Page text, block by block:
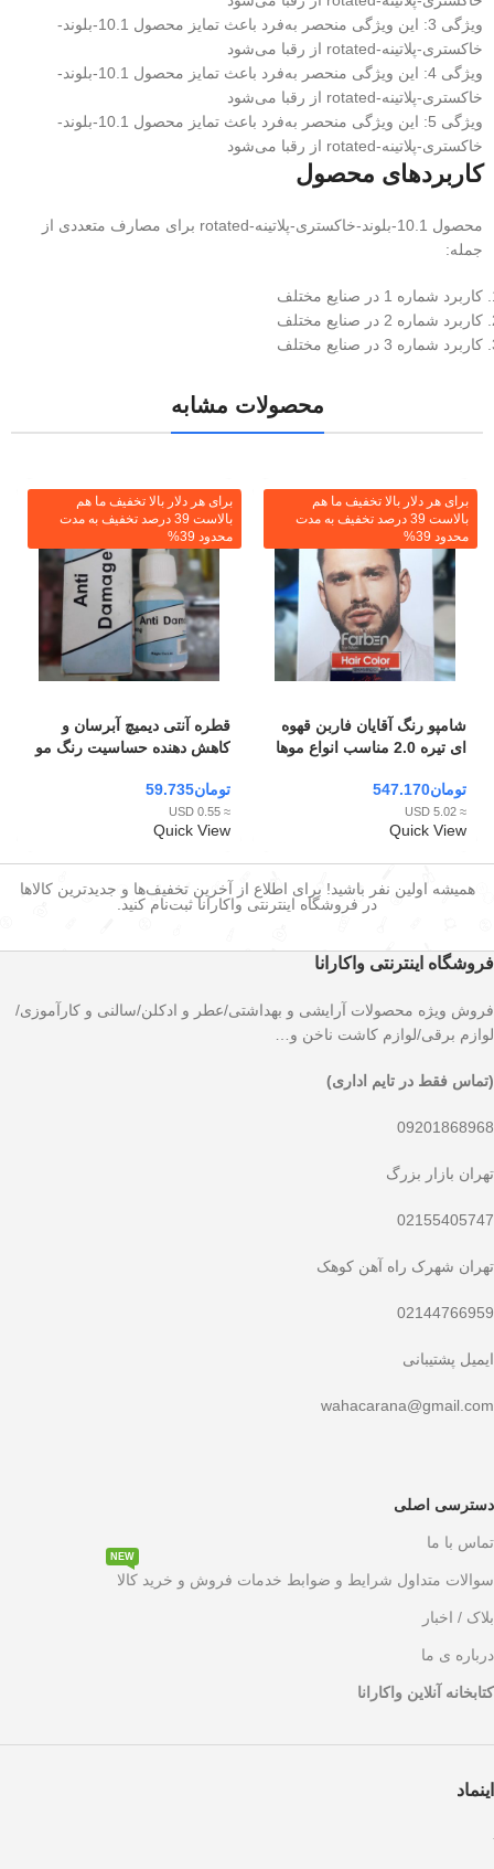
ویژگی 3: این ویژگی منحصر به‌فرد باعث تمایز محصول 10.1-بلوند-
خاکستری-پلاتینه-rotated از رقبا می‌شود
ویژگی 4: این ویژگی منحصر به‌فرد باعث تمایز محصول 10.1-بلوند-
خاکستری-پلاتینه-rotated از رقبا می‌شود
ویژگی 5: این ویژگی منحصر به‌فرد باعث تمایز محصول 10.1-بلوند-
خاکستری-پلاتینه-rotated از رقبا می‌شود
کاربردهای محصول
محصول 10.1-بلوند-خاکستری-پلاتینه-rotated برای مصارف متعددی از
جمله:
کاربرد شماره 1 در صنایع مختلف
کاربرد شماره 2 در صنایع مختلف
کاربرد شماره 3 در صنایع مختلف
محصولات مشابه
برای هر دلار بالا تخفیف ما هم
بالاست 39 درصد تخفیف به مدت
محدود 39%
شامپو رنگ آقایان فاربن قهوه
ای تیره 2.0 مناسب انواع موها
تومان547.170
≈ 5.02 USD
Quick View
برای هر دلار بالا تخفیف ما هم
بالاست 39 درصد تخفیف به مدت
محدود 39%
قطره آنتی دیمیچ آبرسان و
کاهش دهنده حساسیت رنگ مو
تومان59.735
≈ 0.55 USD
Quick View
همیشه اولین نفر باشید! برای اطلاع از آخرین تخفیف‌ها و جدیدترین کالاها
در فروشگاه اینترنتی واکارانا ثبت‌نام کنید.
فروشگاه اینترنتی واکارانا
فروش ویژه محصولات آرایشی و بهداشتی/عطر و ادکلن/سالنی و کارآموزی/
لوازم برقی/لوازم کاشت ناخن و…
(تماس فقط در تایم اداری)
09201868968
تهران بازار بزرگ
02155405747
تهران شهرک راه آهن کوهک
02144766959
ایمیل پشتیبانی
wahacarana@gmail.com
دسترسی اصلی
تماس با ما
سوالات متداول شرایط و ضوابط خدمات فروش و خرید کالا
NEW
بلاک / اخبار
درباره ی ما
کتابخانه آنلاین واکارانا
اینماد